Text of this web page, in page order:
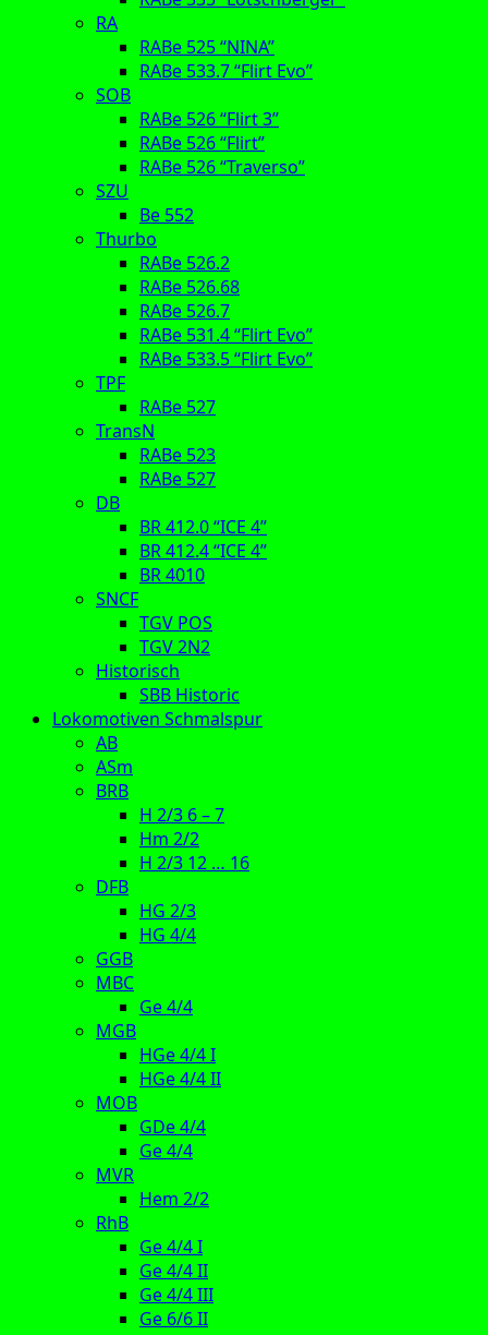
RA
RABe 525 “NINA”
RABe 533.7 “Flirt Evo”
SOB
RABe 526 “Flirt 3”
RABe 526 “Flirt”
RABe 526 “Traverso”
SZU
Be 552
Thurbo
RABe 526.2
RABe 526.68
RABe 526.7
RABe 531.4 “Flirt Evo”
RABe 533.5 “Flirt Evo”
TPF
RABe 527
TransN
RABe 523
RABe 527
DB
BR 412.0 “ICE 4”
BR 412.4 “ICE 4”
BR 4010
SNCF
TGV POS
TGV 2N2
Historisch
SBB Historic
Lokomotiven Schmalspur
AB
ASm
BRB
H 2/3 6 – 7
Hm 2/2
H 2/3 12 … 16
DFB
HG 2/3
HG 4/4
GGB
MBC
Ge 4/4
MGB
HGe 4/4 I
HGe 4/4 II
MOB
GDe 4/4
Ge 4/4
MVR
Hem 2/2
RhB
Ge 4/4 I
Ge 4/4 II
Ge 4/4 III
Ge 6/6 II